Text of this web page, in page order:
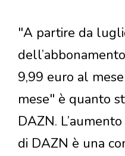
"A partire da
9,99 euro al
mese" è quanto
DAZN.
di DAZN è una